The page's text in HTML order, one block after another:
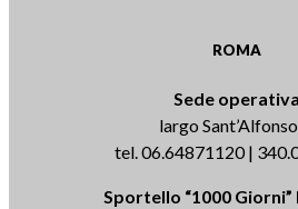
ROMA
Sede operativa
largo
tel. 06.64871120 |
Sportello “1000 Giorni”